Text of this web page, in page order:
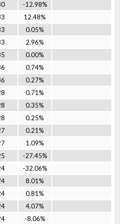
-12.98%
12.48%
0.05%
2.96%
0.00%
0.74%
0.27%
0.71%
0.35%
0.25%
0.21%
1.09%
-27.45%
-32.06%
8.01%
0.81%
4.07%
-8.06%